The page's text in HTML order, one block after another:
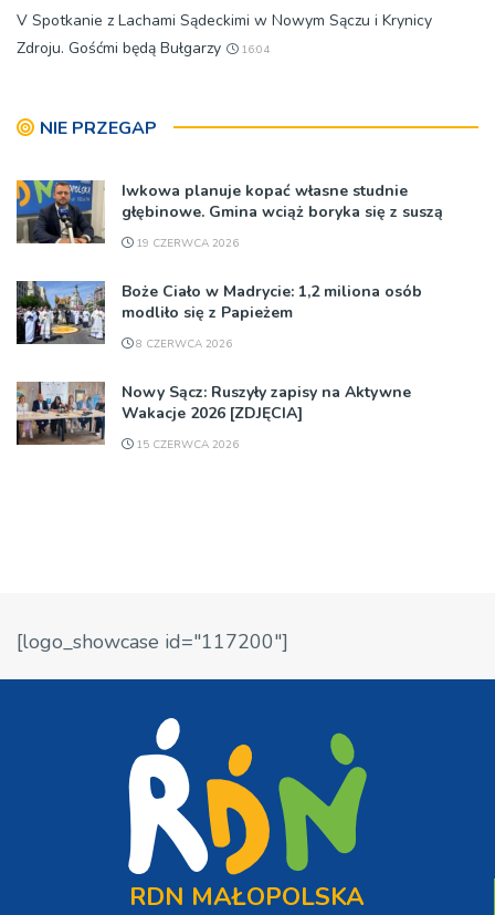
V Spotkanie z Lachami Sądeckimi w Nowym Sączu i Krynicy
Zdroju. Gośćmi będą Bułgarzy
16:04
NIE PRZEGAP
Iwkowa planuje kopać własne studnie
głębinowe. Gmina wciąż boryka się z suszą
19 CZERWCA 2026
Boże Ciało w Madrycie: 1,2 miliona osób
modliło się z Papieżem
8 CZERWCA 2026
Nowy Sącz: Ruszyły zapisy na Aktywne
Wakacje 2026 [ZDJĘCIA]
15 CZERWCA 2026
[logo_showcase id="117200"]
RDN MAŁOPOLSKA